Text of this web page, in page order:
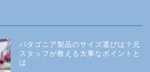
パタゴニア製品のサイズ選びは？元
スタッフが教える大事なポイントと
は